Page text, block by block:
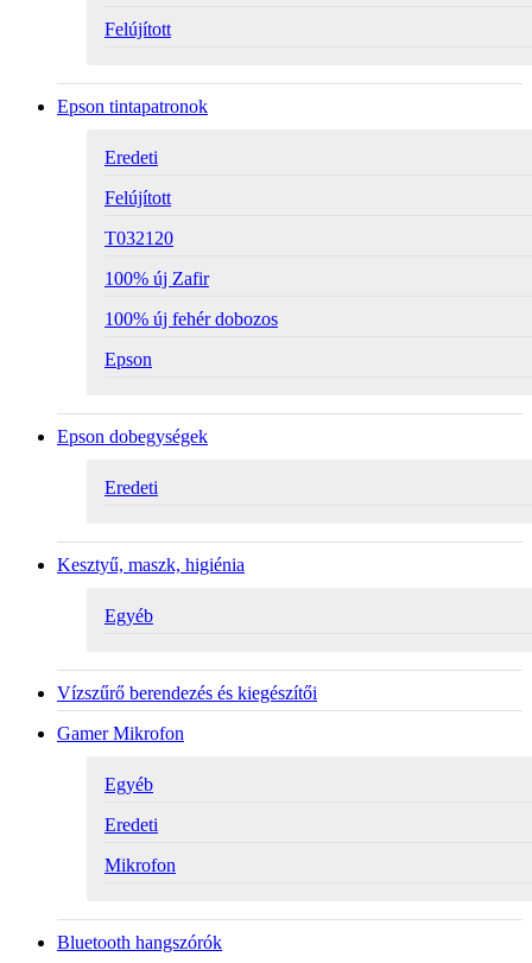
Felújított
Epson tintapatronok
Eredeti
Felújított
T032120
100% új Zafir
100% új fehér dobozos
Epson
Epson dobegységek
Eredeti
Kesztyű, maszk, higiénia
Egyéb
Vízszűrő berendezés és kiegészítői
Gamer Mikrofon
Egyéb
Eredeti
Mikrofon
Bluetooth hangszórók